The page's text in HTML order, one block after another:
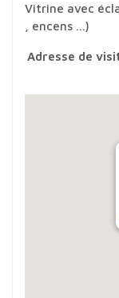
Vitrine avec
, encens ...)
Adresse de